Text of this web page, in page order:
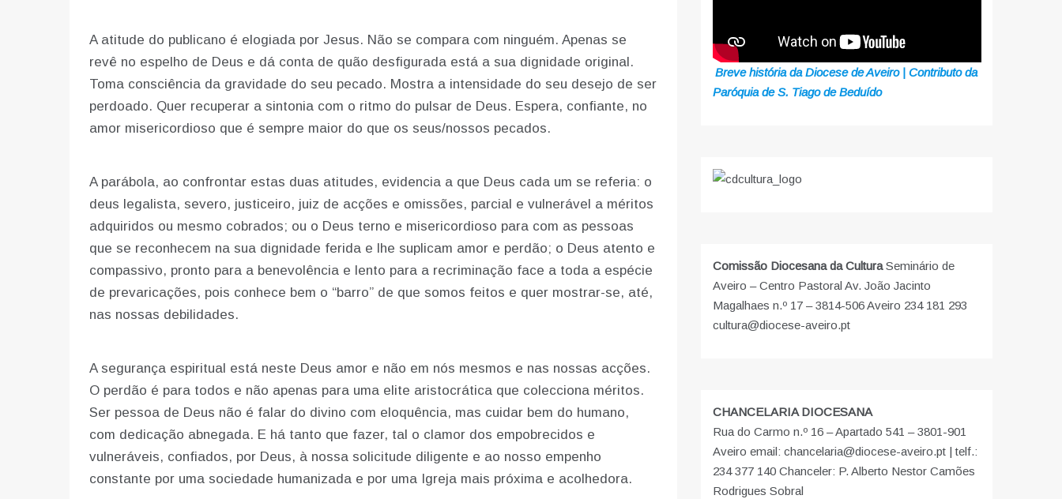
A atitude do publicano é elogiada por Jesus. Não se compara com ninguém. Apenas se
revê no espelho de Deus e dá conta de quão desfigurada está a sua dignidade original.
Toma consciência da gravidade do seu pecado. Mostra a intensidade do seu desejo de ser
perdoado. Quer recuperar a sintonia com o ritmo do pulsar de Deus. Espera, confiante, no
amor misericordioso que é sempre maior do que os seus/nossos pecados.
A parábola, ao confrontar estas duas atitudes, evidencia a que Deus cada um se referia: o
deus legalista, severo, justiceiro, juiz de acções e omissões, parcial e vulnerável a méritos
adquiridos ou mesmo cobrados; ou o Deus terno e misericordioso para com as pessoas
que se reconhecem na sua dignidade ferida e lhe suplicam amor e perdão; o Deus atento e
compassivo, pronto para a benevolência e lento para a recriminação face a toda a espécie
de prevaricações, pois conhece bem o “barro” de que somos feitos e quer mostrar-se, até,
nas nossas debilidades.
A segurança espiritual está neste Deus amor e não em nós mesmos e nas nossas acções.
O perdão é para todos e não apenas para uma elite aristocrática que colecciona méritos.
Ser pessoa de Deus não é falar do divino com eloquência, mas cuidar bem do humano,
com dedicação abnegada. E há tanto que fazer, tal o clamor dos empobrecidos e
vulneráveis, confiados, por Deus, à nossa solicitude diligente e ao nosso empenho
constante por uma sociedade humanizada e por uma Igreja mais próxima e acolhedora.
Breve história da Diocese de Aveiro | Contributo da
Paróquia de S. Tiago de Beduído
Comissão Diocesana da CulturaSeminário de
Aveiro – Centro Pastoral Av. João Jacinto
Magalhaes n.º 17 – 3814-506 Aveiro 234 181 293
cultura@diocese-aveiro.pt
CHANCELARIA DIOCESANA
Rua do Carmo n.º 16 – Apartado 541 – 3801-901
Aveiro email: chancelaria@diocese-aveiro.pt | telf.:
234 377 140 Chanceler: P. Alberto Nestor Camões
Rodrigues Sobral